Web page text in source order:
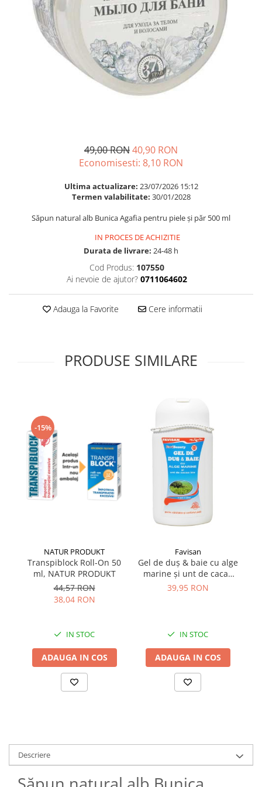
Omega 3
Par si unghii
Probiotice si prebiotice
Somn stres si anxietate
Supliment Complexe
Supliment Magneziu
Supliment Vitamina C
Supliment Vitamina D3
Supliment Zinc
Vitamine si minerale
Ingrijire par
Balsam masca si tratament
Produse cu SPF Pentru Fata
Repelenti insecte
49,00 RON40,90 RON
Economisesti: 8,10 RON
Ultima actualizare: 23/07/2026 15:12
Termen valabilitate: 30/01/2028
Săpun natural alb Bunica Agafia pentru piele și păr 500 ml
IN PROCES DE ACHIZITIE
Durata de livrare: 24-48 h
Cod Produs: 107550
Ai nevoie de ajutor? 0711064602
Adauga la Favorite Cere informatii
PRODUSE SIMILARE
-15%
NATUR PRODUKT
Transpiblock Roll-On 50
ml, NATUR PRODUKT
44,57 RON
38,04 RON
IN STOC
ADAUGA IN COS
Favisan
Gel de duș & baie cu alge
marine și unt de cacao
bio 300 ml Favisan
39,95 RON
IN STOC
ADAUGA IN COS
Descriere